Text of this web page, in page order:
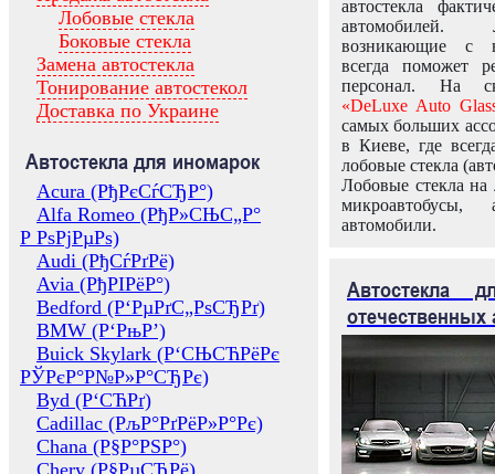
Лобовые стекла
Боковые стекла
Замена автостекла
Тонирование автостекол
Доставка по Украине
Автостекла для иномарок
Acura (РђРєСѓСЂР°)
Alfa Romeo (РђР»СЊС„Р°
Р РѕРјРµРѕ)
Audi (РђСѓРґРё)
Avia (РђРІРёР°)
Bedford (Р‘РµРґС„РѕСЂРґ)
BMW (Р‘РњР’)
Buick Skylark (Р‘СЊСЋРёРє
РЎРєР°Р№Р»Р°СЂРє)
Byd (Р‘СЋРґ)
Cadillac (РљР°РґРёР»Р°Рє)
Chana (Р§Р°РЅР°)
Chery (Р§РµСЂРё)
автостекла
возникающие с
всегда поможет
персонал. На
«DeLuxe Auto
самых больших
в Киеве, где
лобовые стекла
Лобовые стекла на
микроавтобусы,
автомобили.
Автостекла
отечественных